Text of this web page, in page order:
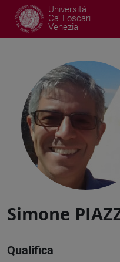
Università
Ca' Foscari
Venezia
Simone
Qualifica